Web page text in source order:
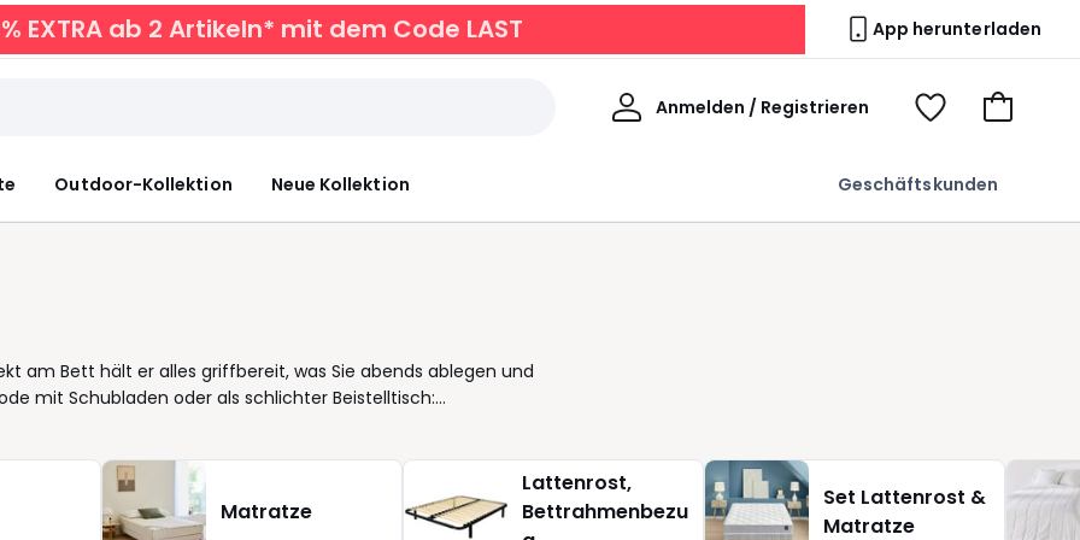
EXTRA ab 2 Artikeln* mit dem Code LAST App herunterladen
Outdoor-Kollektion Neue Kollektion Geschäftskunden
Anmelden / Registrieren
Willkommen
Voir
Zum
am Bett hält er alles griffbereit, was Sie abends ablegen und
mit Schubladen oder als schlichter Beistelltisch:
finden Sie Nachttische in klaren Proportionen und
in bestehende Möbel ein und lassen sich gut kombinieren.
ohne die Fläche zu überladen. Achten Sie auf die
So wird der Nachtschrank zu einem verlässlichen
Matratze
Lattenrost,
Bettrahmenbezu
Set Lattenrost &
Matratze